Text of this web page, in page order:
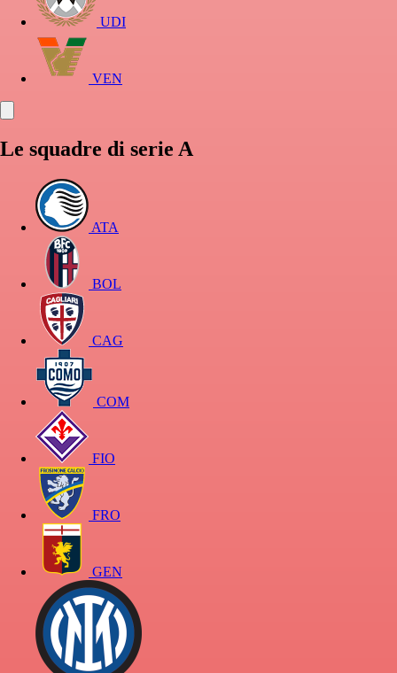
UDI
VEN
Le squadre di serie A
ATA
BOL
CAG
COM
FIO
FRO
GEN